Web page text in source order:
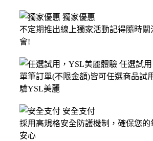
獨家優惠
不定期推出線上獨家活動記得隨時關
會!
任選試
單筆訂單(不限金額)皆可任選商品試
驗YSL美麗
安全支付
採用高規格安全防護機制，確保您
安心